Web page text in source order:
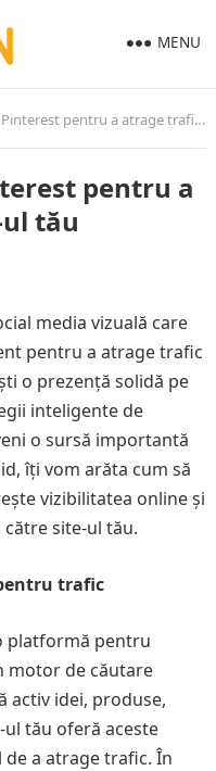
MENU
pentru a atrage trafic pe site-ul tău
pentru a
tău
media vizuală care
pentru a atrage trafic
o prezență solidă pe
inteligente de
o sursă importantă
îți vom arăta cum să
vizibilitatea online și
site-ul tău.
trafic
platformă pentru
motor de căutare
activ idei, produse,
tău oferă aceste
a atrage trafic. În